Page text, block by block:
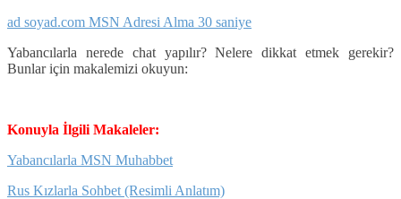
ad soyad.com MSN Adresi Alma 30 saniye
Yabancılarla nerede chat yapılır? Nelere dikkat etmek gerekir?
Bunlar için makalemizi okuyun:
Konuyla İlgili Makaleler:
Yabancılarla MSN Muhabbet
Rus Kızlarla Sohbet (Resimli Anlatım)